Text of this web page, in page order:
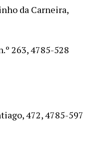
da Carneira,
263, 4785-528
472, 4785-597